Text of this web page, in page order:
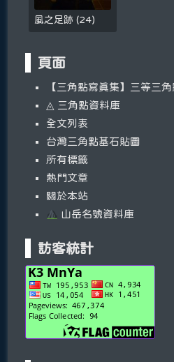
風之足跡(24)
頁面
【三角點寫真集】三等三
◬ 三角點資料庫
全文列表
台灣三角點基石貼圖
所有標籤
熱門文章
關於本站
山岳名號資料庫
訪客統計